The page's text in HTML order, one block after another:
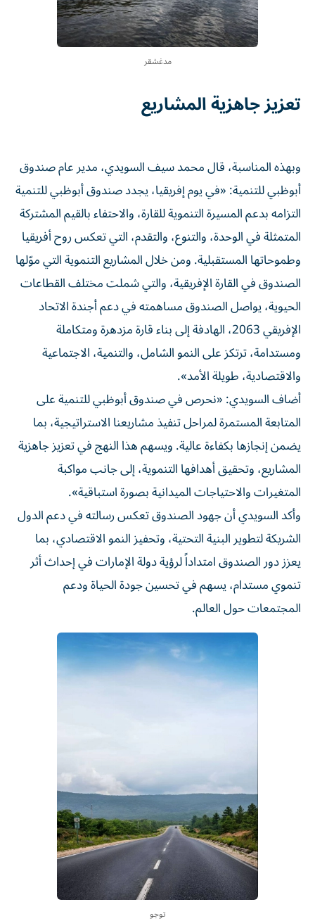
مدغشقر
تعزيز جاهزية المشاريع
وبهذه المناسبة، قال محمد سيف السويدي، مدير عام صندوق
أبوظبي للتنمية: «في يوم إفريقيا، يجدد صندوق أبوظبي للتنمية
التزامه بدعم المسيرة التنموية للقارة، والاحتفاء بالقيم المشتركة
المتمثلة في الوحدة، والتنوع، والتقدم، التي تعكس روح أفريقيا
وطموحاتها المستقبلية. ومن خلال المشاريع التنموية التي موّلها
الصندوق في القارة الإفريقية، والتي شملت مختلف القطاعات
الحيوية، يواصل الصندوق مساهمته في دعم أجندة الاتحاد
الإفريقي 2063، الهادفة إلى بناء قارة مزدهرة ومتكاملة
ومستدامة، ترتكز على النمو الشامل، والتنمية، الاجتماعية
والاقتصادية، طويلة الأمد».
أضاف السويدي: «نحرص في صندوق أبوظبي للتنمية على
المتابعة المستمرة لمراحل تنفيذ مشاريعنا الاستراتيجية، بما
يضمن إنجازها بكفاءة عالية. ويسهم هذا النهج في تعزيز جاهزية
المشاريع، وتحقيق أهدافها التنموية، إلى جانب مواكبة
المتغيرات والاحتياجات الميدانية بصورة استباقية».
وأكد السويدي أن جهود الصندوق تعكس رسالته في دعم الدول
الشريكة لتطوير البنية التحتية، وتحفيز النمو الاقتصادي، بما
يعزز دور الصندوق امتداداً لرؤية دولة الإمارات في إحداث أثر
تنموي مستدام، يسهم في تحسين جودة الحياة ودعم
المجتمعات حول العالم.
توجو